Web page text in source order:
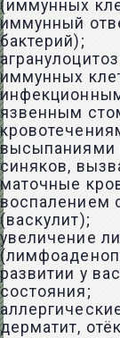
(иммунных
иммунный
бактерий);
иммунных
язвенным
высыпаниями
синяков,
маточные
воспалением
(васкулит);
увеличение
развитии у
состояния;
дерматит,